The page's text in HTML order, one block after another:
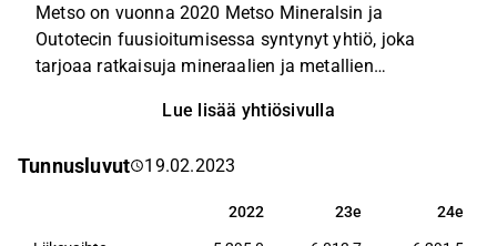
Metso on vuonna 2020 Metso Mineralsin ja
Outotecin fuusioitumisessa syntynyt yhtiö, joka
tarjoaa ratkaisuja mineraalien ja metallien
asiakkaidensa energian- ja vedenkäytön tehokkuutta,
prosessiosaamisen avulla. Metson pääkonttori on
Lue lisää yhtiösivulla
Tunnusluvut 19.02.2023
2022 23e 24e
2022 23e 24e